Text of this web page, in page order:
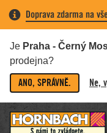
Doprava zdarma na
Je Praha - Černý
prodejna?
ANO, SPRÁVNĚ. Ne,